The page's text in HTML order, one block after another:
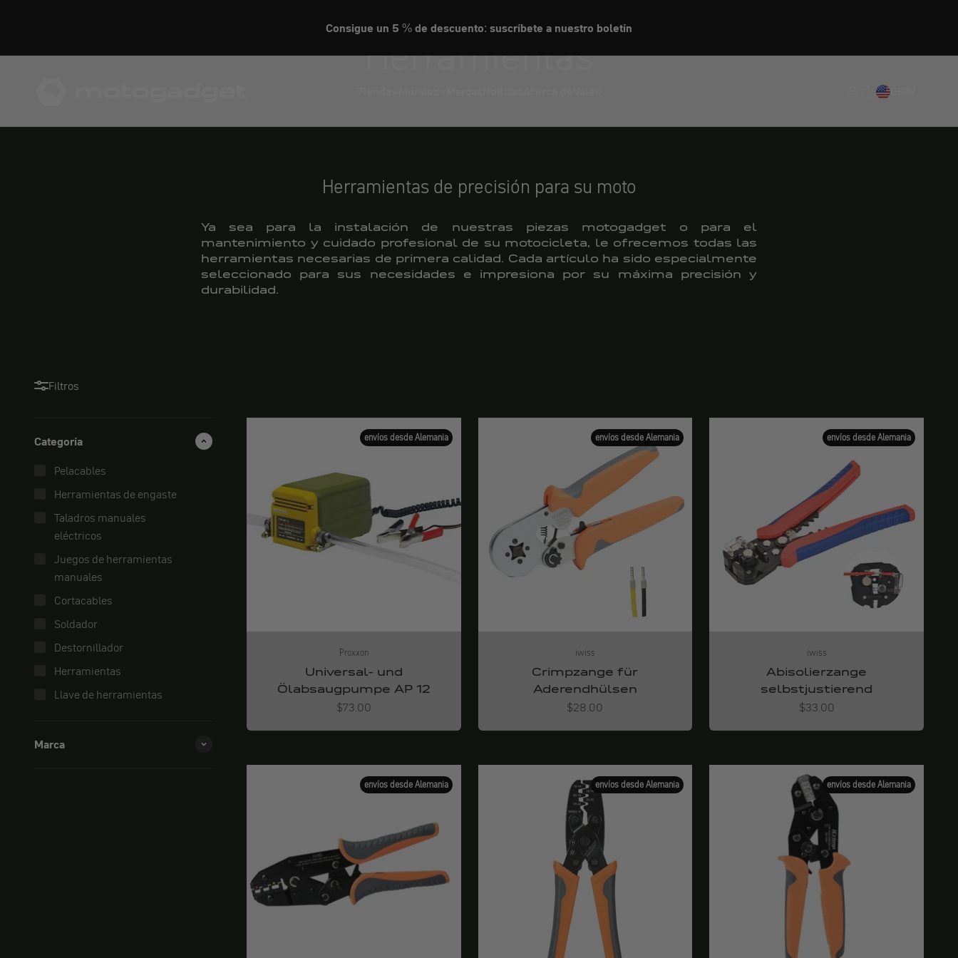
Consigue un 5 % de descuento: suscríbete a nuestro boletín
Traducción pendiente:
Traducción
Traducción
Herramientas
Herramientas de precisión para su moto
Ya sea para la instalación de nuestras piezas motogadget o para el
mantenimiento y cuidado profesional de su motocicleta, le ofrecemos todas las
herramientas necesarias de primera calidad. Cada artículo ha sido especialmente
seleccionado para sus necesidades e impresiona por su máxima precisión y
durabilidad.
Filtros
Categoría
Pelacables
Herramientas de engaste
Taladros manuales
eléctricos
Juegos de herramientas
manuales
Cortacables
Soldador
Destornillador
Herramientas
Llave de herramientas
Marca
envíos desde Alemania
Proxxon
Universal- und
Ölabsaugpumpe AP 12
Angebot
$73.00
envíos desde Alemania
iwiss
Crimpzange für
Aderendhülsen
Angebot
$28.00
envíos desde Alemania
iwiss
Abisolierzange
selbstjustierend
Angebot
$33.00
envíos desde Alemania envíos desde Alemania envíos desde Alemania